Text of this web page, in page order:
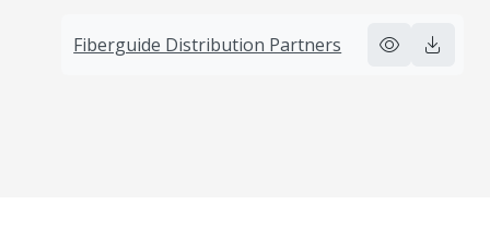
Fiberguide Distribution Partners